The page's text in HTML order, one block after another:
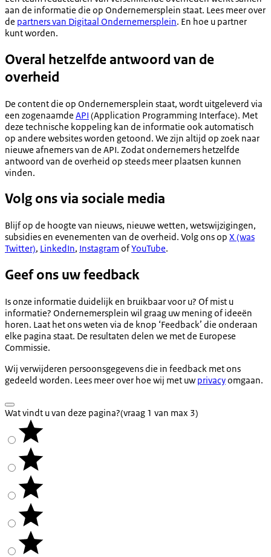
aan de informatie die op Ondernemersplein staat. Lees meer over
de partners van Digitaal Ondernemersplein. En hoe u partner
kunt worden.
Overal hetzelfde antwoord van de
overheid
De content die op Ondernemersplein staat, wordt uitgeleverd via
een zogenaamde API (Application Programming Interface). Met
deze technische koppeling kan de informatie ook automatisch
op andere websites worden getoond. We zijn altijd op zoek naar
nieuwe afnemers van de API. Zodat ondernemers hetzelfde
antwoord van de overheid op steeds meer plaatsen kunnen
vinden.
Volg ons via sociale media
Blijf op de hoogte van nieuws, nieuwe wetten, wetswijzigingen,
subsidies en evenementen van de overheid. Volg ons op X (was
Twitter), LinkedIn, Instagram ofYouTube.
Geef ons uw feedback
Is onze informatie duidelijk en bruikbaar voor u? Of mist u
informatie? Ondernemersplein wil graag uw mening of ideeën
horen. Laat het ons weten via de knop ‘Feedback’ die onderaan
elke pagina staat. De resultaten delen we met de Europese
Commissie.
Wij verwijderen persoonsgegevens die in feedback met ons
gedeeld worden. Lees meer over hoe wij met uw privacyomgaan.
Wat vindt u van deze pagina?(vraag 1 van max 3)